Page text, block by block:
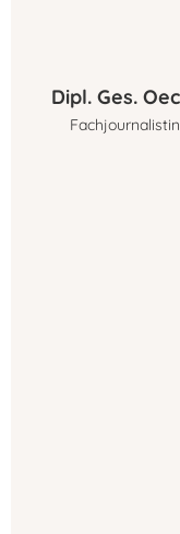
Dipl. Ges.